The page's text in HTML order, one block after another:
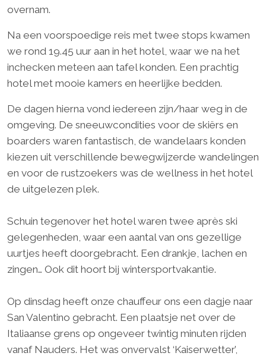
overnam.
Na een voorspoedige reis met twee stops kwamen
we rond 19.45 uur aan in het hotel, waar we na het
inchecken meteen aan tafel konden. Een prachtig
hotel met mooie kamers en heerlijke bedden.
De dagen hierna vond iedereen zijn/haar weg in de
omgeving. De sneeuwcondities voor de skiërs en
boarders waren fantastisch, de wandelaars konden
kiezen uit verschillende bewegwijzerde wandelingen
en voor de rustzoekers was de wellness in het hotel
de uitgelezen plek.
Schuin tegenover het hotel waren twee après ski
gelegenheden, waar een aantal van ons gezellige
uurtjes heeft doorgebracht. Een drankje, lachen en
zingen… Ook dit hoort bij wintersportvakantie.
Op dinsdag heeft onze chauffeur ons een dagje naar
San Valentino gebracht. Een plaatsje net over de
Italiaanse grens op ongeveer twintig minuten rijden
vanaf Nauders. Het was onvervalst ‘Kaiserwetter’,